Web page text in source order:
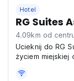
Hotel
RG Suites
4.09km od
Ucieknij do RG
życiem miejskiej
oferuje